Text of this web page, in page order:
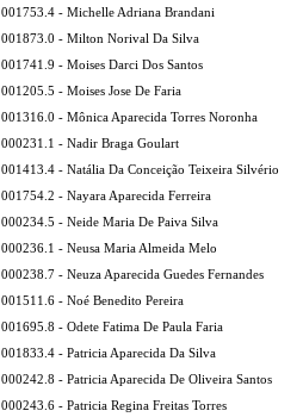
001753.4 - Michelle Adriana Brandani
001873.0 - Milton Norival Da Silva
001741.9 - Moises Darci Dos Santos
001205.5 - Moises Jose De Faria
001316.0 - Mônica Aparecida Torres Noronha
000231.1 - Nadir Braga Goulart
001413.4 - Natália Da Conceição Teixeira Silvério
001754.2 - Nayara Aparecida Ferreira
000234.5 - Neide Maria De Paiva Silva
000236.1 - Neusa Maria Almeida Melo
000238.7 - Neuza Aparecida Guedes Fernandes
001511.6 - Noé Benedito Pereira
001695.8 - Odete Fatima De Paula Faria
001833.4 - Patricia Aparecida Da Silva
000242.8 - Patricia Aparecida De Oliveira Santos
000243.6 - Patricia Regina Freitas Torres